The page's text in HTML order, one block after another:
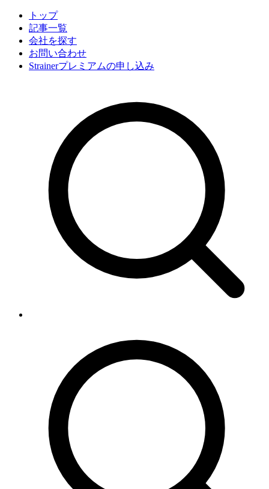
トップ
記事一覧
会社を探す
お問い合わせ
Strainerプレミアムの申し込み